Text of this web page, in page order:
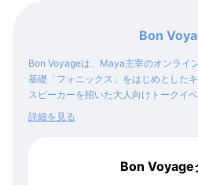
Bon
Bon Voyageは、Maya主宰のオンライ
基礎「フォニックス」をはじめとした
スピーカーを招いた大人向けトークイ
レンジを得られるコンテンツをご提供し
詳細を見る
Bon Voyage